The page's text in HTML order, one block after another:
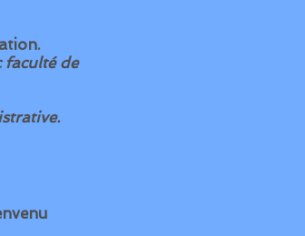
faculté de